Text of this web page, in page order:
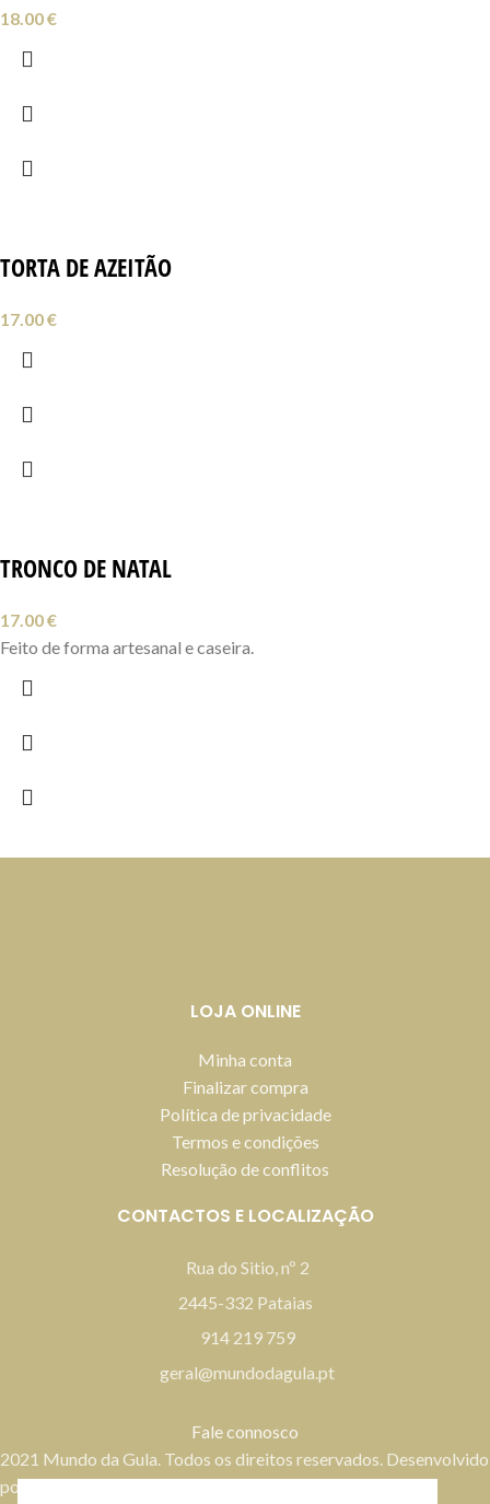
18.00€
TORTA DE AZEITÃO
17.00€
TRONCO DE NATAL
17.00€
Feito de forma artesanal e caseira.
LOJA ONLINE
Minha conta
Finalizar compra
Política de privacidade
Termos e condições
Resolução de conflitos
CONTACTOS E LOCALIZAÇÃO
Rua do Sitio, nº 2
2445-332 Pataias
914 219 759
geral@mundodagula.pt
Fale connosco
2021 Mundo da Gula. Todos os direitos reservados. Desenvolvido
porBestsites